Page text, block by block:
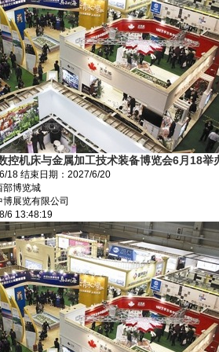
控机床与金属加工技术装备博览会6月18举
18 结束日期： 2027/6/20
部博览城
展览有限公司
6 13:48:19